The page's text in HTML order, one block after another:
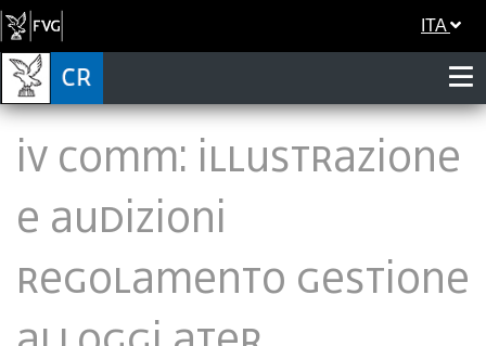
ITA
IV Comm: illustrazione
e audizioni
regolamento gestione